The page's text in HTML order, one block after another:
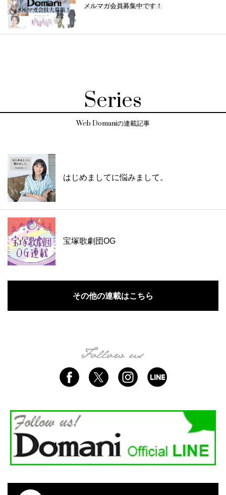
メルマガ会員募集中です！
Series
Web Domaniの連載記事
はじめましてに悩みまして。
宝塚歌劇団OG
その他の連載はこちら